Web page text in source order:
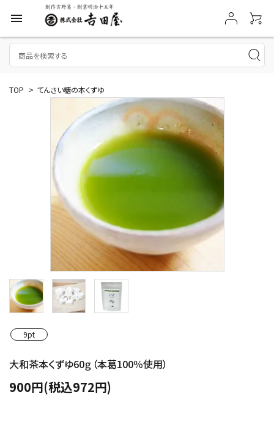
menu
TOP > てんさい糖の本くずゆ
9pt
大和茶本くずゆ60ｇ（本葛100％使用）
900円(税込972円)